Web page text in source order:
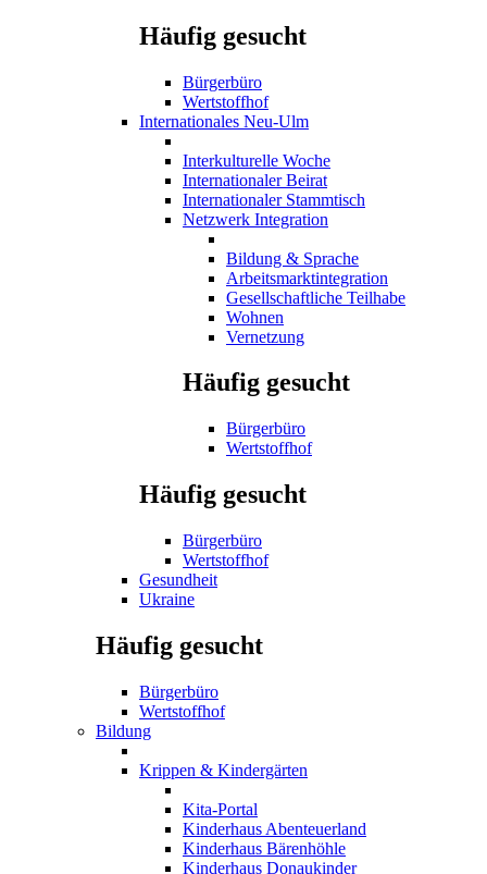
Häufig gesucht
Bürgerbüro
Wertstoffhof
Internationales Neu-Ulm
Interkulturelle Woche
Internationaler Beirat
Internationaler Stammtisch
Netzwerk Integration
Bildung & Sprache
Arbeitsmarktintegration
Gesellschaftliche Teilhabe
Wohnen
Vernetzung
Häufig gesucht
Bürgerbüro
Wertstoffhof
Häufig gesucht
Bürgerbüro
Wertstoffhof
Gesundheit
Ukraine
Häufig gesucht
Bürgerbüro
Wertstoffhof
Bildung
Krippen & Kindergärten
Kita-Portal
Kinderhaus Abenteuerland
Kinderhaus Bärenhöhle
Kinderhaus Donaukinder